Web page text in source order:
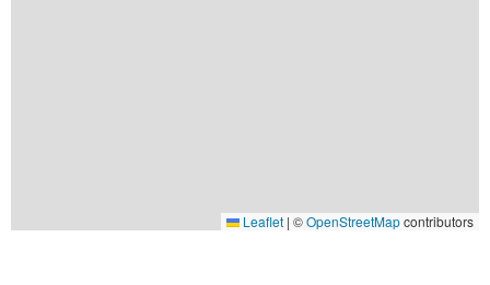
Leaflet | ©OpenStreetMapcontributors